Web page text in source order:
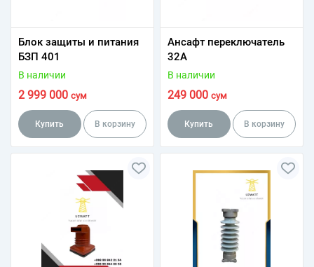
Блок защиты и питания
БЗП 401
В наличии
2 999 000 сум
Купить В корзину
Ансафт переключатель
32А
В наличии
249 000 сум
Купить В корзину